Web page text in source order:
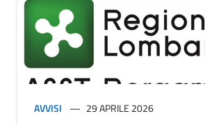
AVVISI 29 APRILE 2026